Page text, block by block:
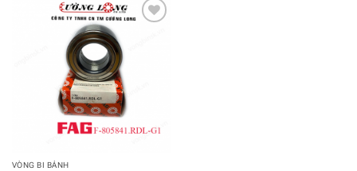
VÒNG BI BÁNH